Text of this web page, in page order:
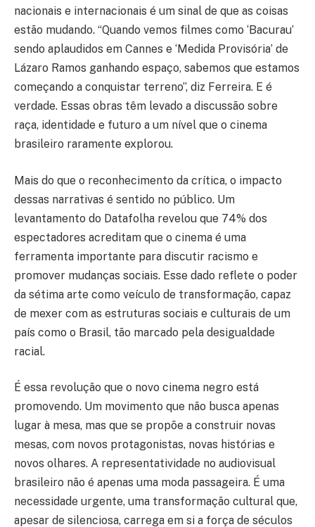
nacionais e internacionais é um sinal de que as coisas
estão mudando. “Quando vemos filmes como ‘Bacurau’
sendo aplaudidos em Cannes e ‘Medida Provisória’ de
Lázaro Ramos ganhando espaço, sabemos que estamos
começando a conquistar terreno”, diz Ferreira. E é
verdade. Essas obras têm levado a discussão sobre
raça, identidade e futuro a um nível que o cinema
brasileiro raramente explorou.
Mais do que o reconhecimento da crítica, o impacto
dessas narrativas é sentido no público. Um
levantamento do Datafolha revelou que 74% dos
espectadores acreditam que o cinema é uma
ferramenta importante para discutir racismo e
promover mudanças sociais. Esse dado reflete o poder
da sétima arte como veículo de transformação, capaz
de mexer com as estruturas sociais e culturais de um
país como o Brasil, tão marcado pela desigualdade
racial.
É essa revolução que o novo cinema negro está
promovendo. Um movimento que não busca apenas
lugar à mesa, mas que se propõe a construir novas
mesas, com novos protagonistas, novas histórias e
novos olhares. A representatividade no audiovisual
brasileiro não é apenas uma moda passageira. É uma
necessidade urgente, uma transformação cultural que,
apesar de silenciosa, carrega em si a força de séculos